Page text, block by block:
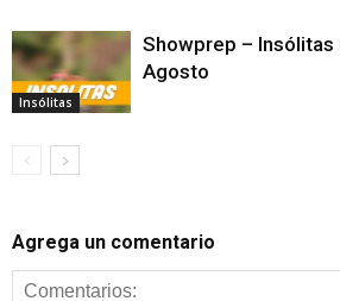
Insólitas
Showprep – Insólitas
Agosto
Agrega un comentario